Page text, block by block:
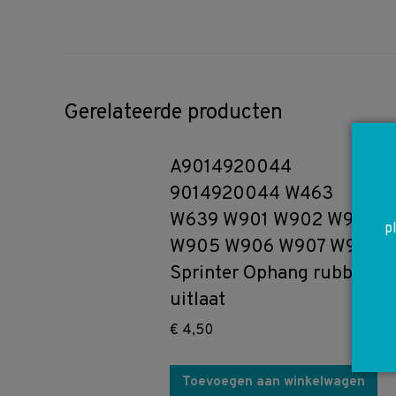
Gerelateerde producten
A9014920044
9014920044 W463
W639 W901 W902 W904
W905 W906 W907 W910
Sprinter Ophang rubber
uitlaat
€ 4,50
Toevoegen aan winkelwagen